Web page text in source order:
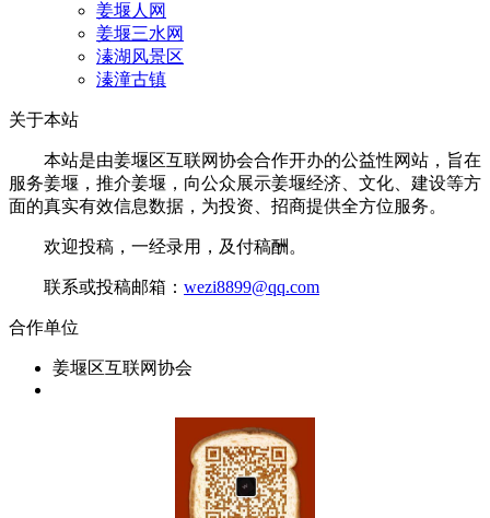
姜堰人网
姜堰三水网
溱湖风景区
溱潼古镇
关于本站
本站是由姜堰区互联网协会合作开办的公益性网站，旨在
服务姜堰，推介姜堰，向公众展示姜堰经济、文化、建设等方
面的真实有效信息数据，为投资、招商提供全方位服务。
欢迎投稿，一经录用，及付稿酬。
联系或投稿邮箱： wezi8899@qq.com
合作单位
姜堰区互联网协会